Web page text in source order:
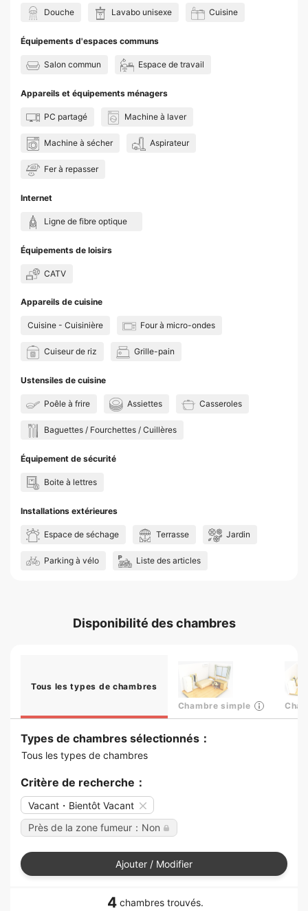
Douche Lavabo unisexe Cuisine
Équipements d'espaces communs
Salon commun Espace de travail
Appareils et équipements ménagers
PC partagé Machine à laver
Machine à sécher Aspirateur
Fer à repasser
Internet
Ligne de fibre optique
Équipements de loisirs
CATV
Appareils de cuisine
Cuisine - Cuisinière Four à micro-ondes
Cuiseur de riz Grille-pain
Ustensiles de cuisine
Poêle à frire Assiettes Casseroles
Baguettes / Fourchettes / Cuillères
Équipement de sécurité
Boite à lettres
Installations extérieures
Espace de séchage Terrasse Jardin
Parking à vélo Liste des articles
Disponibilité des chambres
Tous les types de chambres
Chambre simple
Types de chambres sélectionnés：
Tous les types de chambres
Critère de recherche：
Vacant・Bientôt Vacant
Près de la zone fumeur：Non
Ajouter / Modifier
4 chambres trouvés.